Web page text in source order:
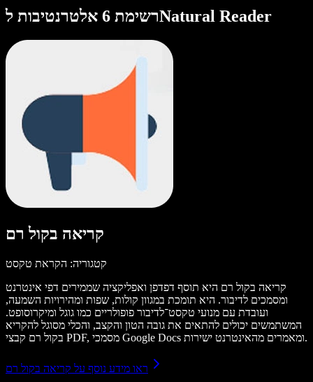
רשימת 6 אלטרנטיבות לNatural Reader
קריאה בקול רם
קטגוריה: הקראת טקסט
קריאה בקול רם היא תוסף דפדפן ואפליקציה שממירים דפי אינטרנט
ומסמכים לדיבור. היא תומכת במגוון קולות, שפות ומהירויות השמעה,
ועובדת עם מנועי טקסט־לדיבור פופולריים כמו גוגל ומיקרוסופט.
המשתמשים יכולים להתאים את גובה הטון והקצב, והכלי מסוגל להקריא
בקול רם קבצי PDF, מסמכי Google Docs ומאמרים מהאינטרנט ישירות.
ראו מידע נוסף על קריאה בקול רם